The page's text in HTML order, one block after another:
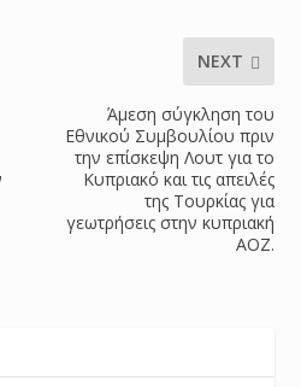
NEXT
Άμεση σύγκληση του
Εθνικού Συμβουλίου πριν
την επίσκεψη Λουτ για το
Κυπριακό και τις απειλές
της Τουρκίας για
γεωτρήσεις στην κυπριακή
ΑΟΖ.